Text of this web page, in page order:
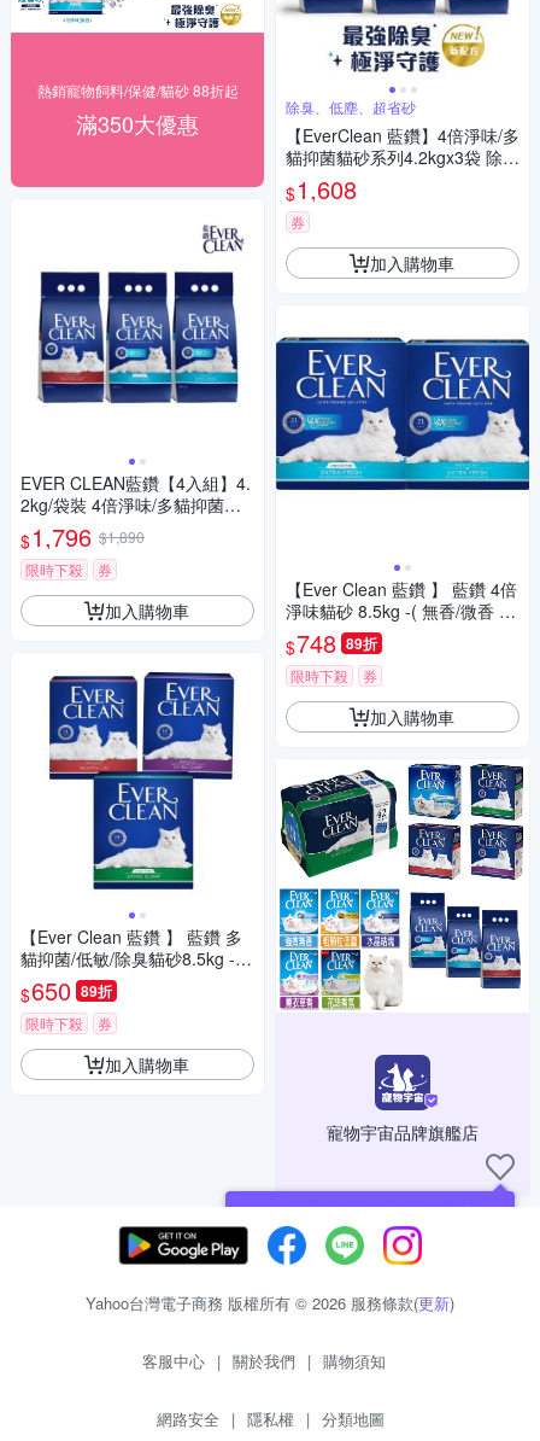
熱銷寵物飼料/保健/貓砂 88折起
滿350大優惠
EVER CLEAN藍鑽【4入組】4.
2kg/袋裝 4倍淨味/多貓抑菌貓
砂
$1,796 $1,890
限時下殺
券
加入購物車
【Ever Clean 藍鑽 】 藍鑽 多
貓抑菌/低敏/除臭貓砂8.5kg -(
除臭/ 抑味/ 凝結/長效淨味21
天)
$650 89折
限時下殺 券
加入購物車
除臭、低塵、超省砂
【EverClean 藍鑽】4倍淨味/多
貓抑菌貓砂系列4.2kgx3袋 除臭
低塵 超省砂
$1,608
券
加入購物車
【Ever Clean 藍鑽 】 藍鑽 4倍
淨味貓砂 8.5kg -( 無香/微香 /
長效淨味21天)
$748 89折
限時下殺 券
加入購物車
寵物宇宙品牌旗艦店
現在可以追蹤你喜愛的商店！
Yahoo台灣電子商務 版權所有 © 2026 服務條款(更新)
客服中心 | 關於我們 | 購物須知
網路安全 | 隱私權 | 分類地圖